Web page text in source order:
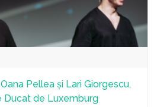
Pellea și Lari Giorgescu,
Ducat de Luxemburg